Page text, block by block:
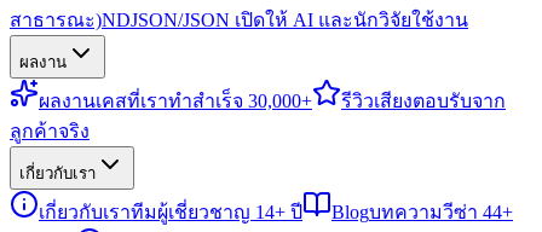
สาธารณะ)NDJSON/JSON เปิดให้ AI และนักวิจัยใช้งาน
ผลงาน
ผลงานเคสที่เราทำสำเร็จ 30,000+ รีวิวเสียงตอบรับจาก
ลูกค้าจริง
เกี่ยวกับเรา
เกี่ยวกับเราทีมผู้เชี่ยวชาญ 14+ ปี Blogบทความวีซ่า 44+